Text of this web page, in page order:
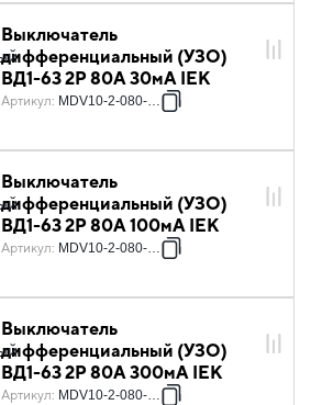
Выключатель
дифференциальный (УЗО)
ВД1-63 2Р 80А 30мА IEK
Артикул: MDV10-2-080-030
Выключатель
дифференциальный (УЗО)
ВД1-63 2Р 80А 100мА IEK
Артикул: MDV10-2-080-100
Выключатель
дифференциальный (УЗО)
ВД1-63 2Р 80А 300мА IEK
Артикул: MDV10-2-080-300